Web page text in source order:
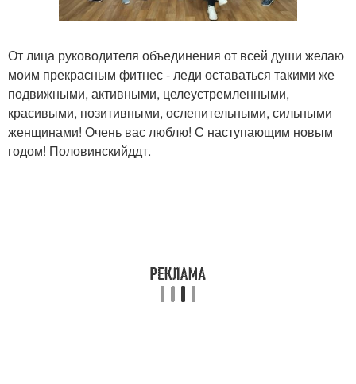
От лица руководителя объединения от всей души желаю
моим прекрасным фитнес - леди оставаться такими же
подвижными, активными, целеустремленными,
красивыми, позитивными, ослепительными, сильными
женщинами! Очень вас люблю! С наступающим новым
годом! Половинскийддт.